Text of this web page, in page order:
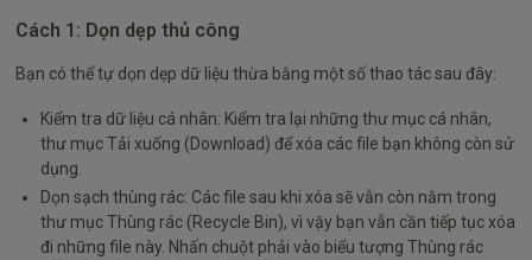
Cách 1: Dọn dẹp thủ công
Bạn có thể tự dọn dẹp dữ liệu thừa bằng một số thao tác sau đây:
Kiểm tra dữ liệu cá nhân: Kiểm tra lại những thư mục cá nhân,
thư mục Tải xuống (Download) để xóa các file bạn không còn sử
dụng.
Dọn sạch thùng rác: Các file sau khi xóa sẽ vẫn còn nằm trong
thư mục Thùng rác (Recycle Bin), vì vậy bạn vẫn cần tiếp tục xóa
đi những file này. Nhấn chuột phải vào biểu tượng Thùng rác